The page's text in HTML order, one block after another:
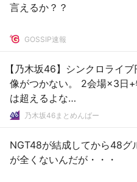
言えるか？？
GOSSIP速報
【乃木坂46】シンクロライ
像がつかない。 2会場×3日
は超えるよな…
乃木坂46まとめんばー
NGT48が結成してから48グ
が全くないんだが・・・